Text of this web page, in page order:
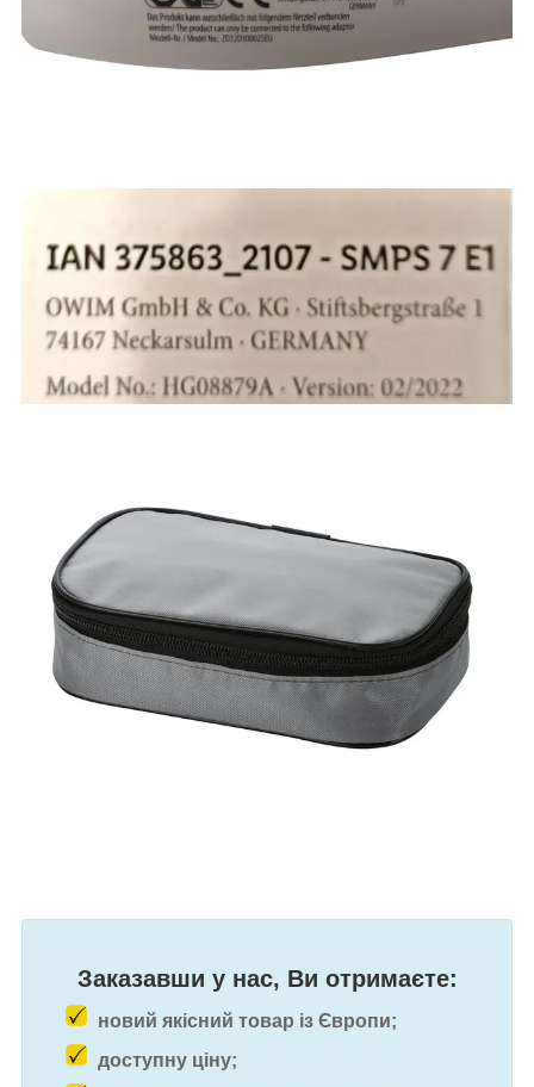
Заказавши у нас, Ви отримаєте:
новий якісний товар із Європи;
доступну ціну;